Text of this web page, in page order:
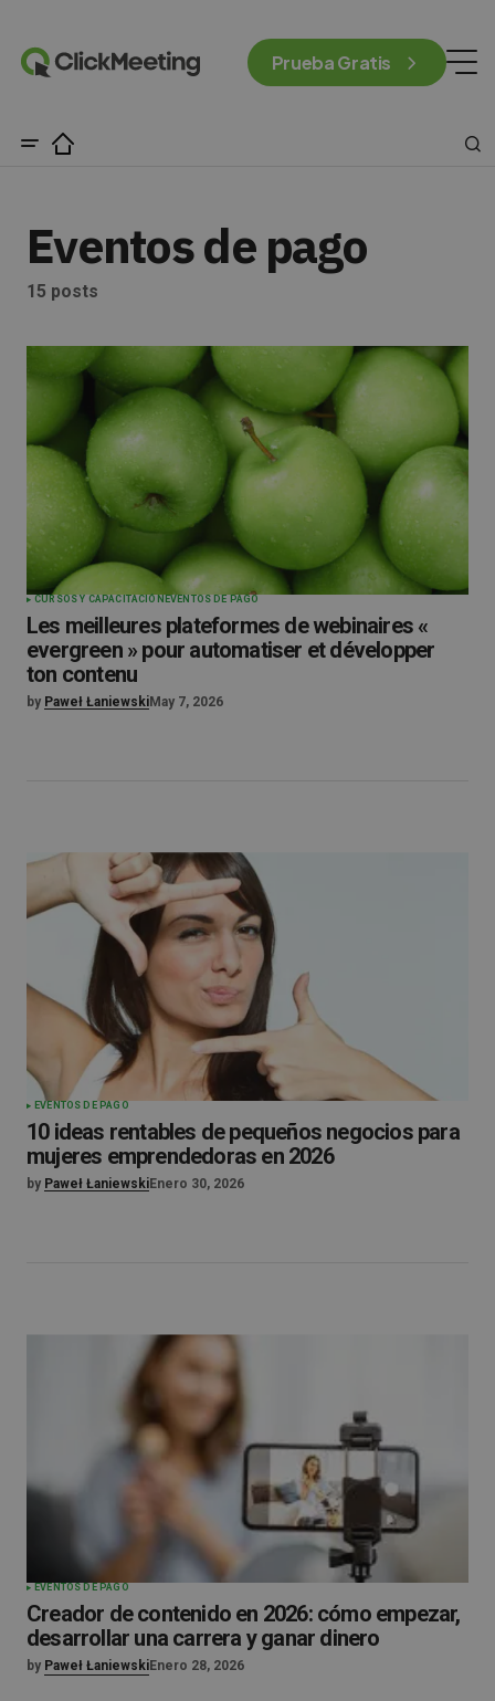
Prueba Gratis
Eventos de pago
15 posts
CURSOS Y CAPACITACIÓN EVENTOS DE PAGO
Les meilleures plateformes de webinaires «
evergreen » pour automatiser et développer
ton contenu
by Paweł ŁaniewskiMay 7, 2026
EVENTOS DE PAGO
10 ideas rentables de pequeños negocios para
mujeres emprendedoras en 2026
by Paweł ŁaniewskiEnero 30, 2026
EVENTOS DE PAGO
Creador de contenido en 2026: cómo empezar,
desarrollar una carrera y ganar dinero
by Paweł ŁaniewskiEnero 28, 2026